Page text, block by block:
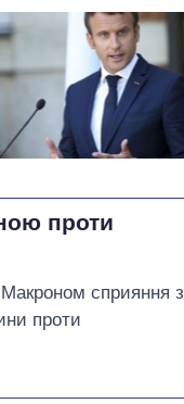
проти
сприяння з
проти